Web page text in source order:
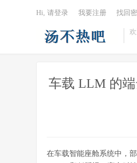
Hi, 请登录 我要注册 找回
车载 LLM 的
在车载智能座舱系统中，